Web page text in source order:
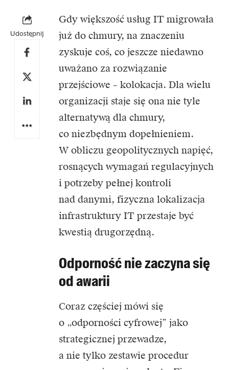
Udostępnij
Gdy większość usług IT migrowała
już do chmury, na znaczeniu
zyskuje coś, co jeszcze niedawno
uważano za rozwiązanie
przejściowe – kolokacja. Dla wielu
organizacji staje się ona nie tyle
alternatywą dla chmury,
co niezbędnym dopełnieniem.
W obliczu geopolitycznych napięć,
rosnących wymagań regulacyjnych
i potrzeby pełnej kontroli
nad danymi, fizyczna lokalizacja
infrastruktury IT przestaje być
kwestią drugorzędną.
Odporność nie zaczyna się
od awarii
Coraz częściej mówi się
o „odporności cyfrowej” jako
strategicznej przewadze,
a nie tylko zestawie procedur